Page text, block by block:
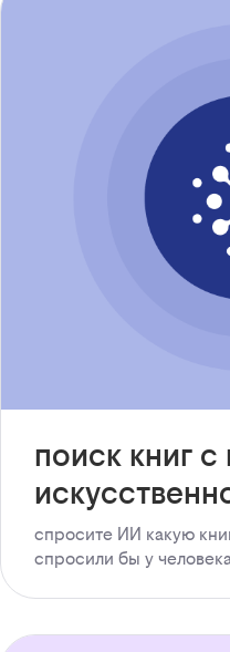
поиск книг
спросите ИИ какую
спросили бы у